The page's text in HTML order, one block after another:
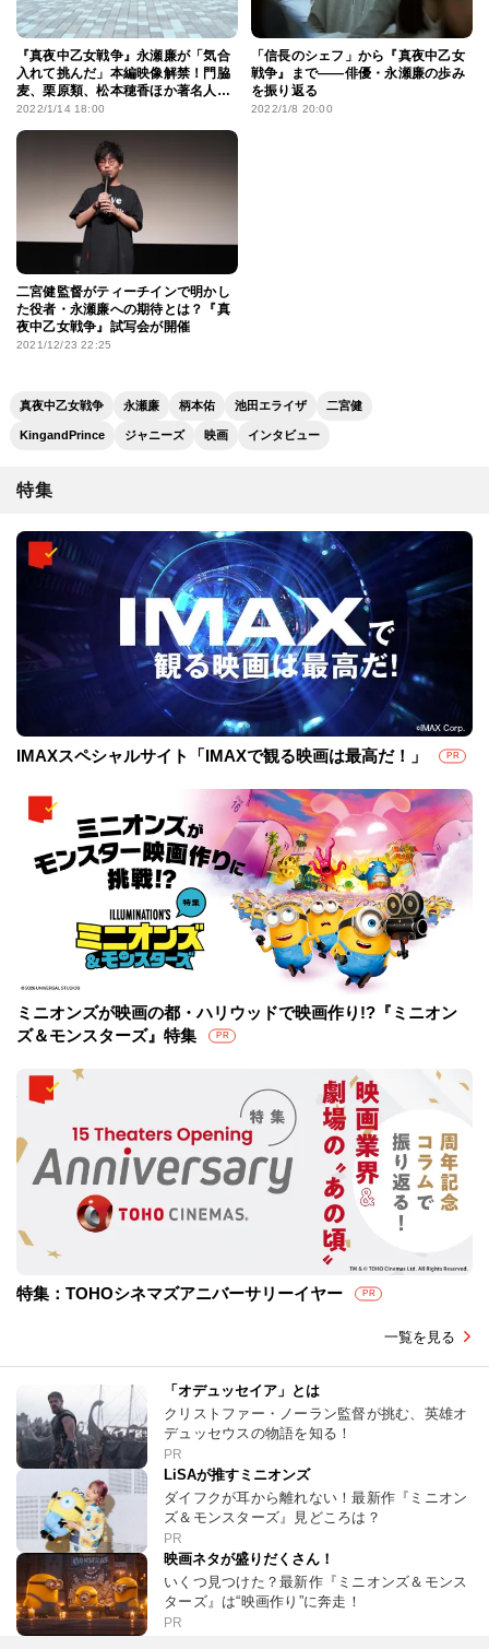
『真夜中乙女戦争』永瀬廉が「気合
入れて挑んだ」本編映像解禁！門脇
麦、栗原類、松本穂香ほか著名人22
名のコメントも
2022/1/14 18:00
「信長のシェフ」から『真夜中乙女
戦争』まで――俳優・永瀬廉の歩み
を振り返る
2022/1/8 20:00
二宮健監督がティーチインで明かし
た役者・永瀬廉への期待とは？『真
夜中乙女戦争』試写会が開催
2021/12/23 22:25
真夜中乙女戦争 永瀬廉 柄本佑 池田エライザ 二宮健
KingandPrince ジャニーズ 映画 インタビュー
特集
IMAXスペシャルサイト「IMAXで観る映画は最高だ！」 PR
ミニオンズが映画の都・ハリウッドで映画作り!?『ミニオン
ズ＆モンスターズ』特集
PR
特集：TOHOシネマズアニバーサリーイヤー PR
一覧を見る
「オデュッセイア」とは
クリストファー・ノーラン監督が挑む、英雄オ
デュッセウスの物語を知る！
PR
LiSAが推すミニオンズ
ダイフクが耳から離れない！最新作『ミニオン
ズ＆モンスターズ』見どころは？
PR
映画ネタが盛りだくさん！
いくつ見つけた？最新作『ミニオンズ＆モンス
ターズ』は“映画作り”に奔走！
PR